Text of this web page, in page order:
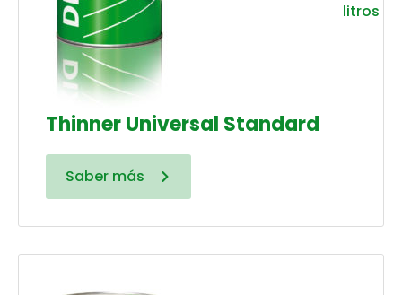
litros
Thinner Universal Standard
Saber más